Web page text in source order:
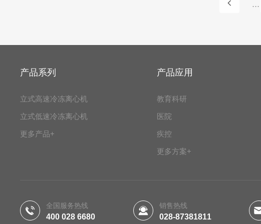
...
产品系列
立式高速冷冻离心机
立式低速冷冻离心机
更多产品+
产品应用
教育科研
医院
疾控
更多方案+
全国服务热线
400 028 6680
销售热线
028-87381811